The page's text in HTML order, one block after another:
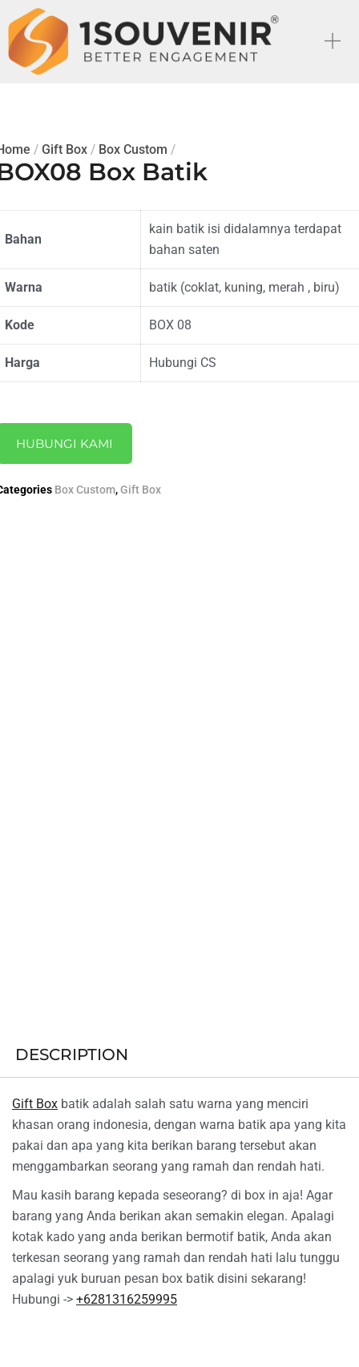
/ Gift Box / Box Custom /
Box Batik
Bahan
kain batik isi didalamnya terdapat
bahan saten
Warna batik (coklat, kuning, merah , biru)
Kode BOX 08
Harga Hubungi CS
HUBUNGI KAMI
Box Custom,Gift Box
DESCRIPTION
Gift Box batik adalah salah satu warna yang menciri
khasan orang indonesia, dengan warna batik apa yang kita
pakai dan apa yang kita berikan barang tersebut akan
menggambarkan seorang yang ramah dan rendah hati.
Mau kasih barang kepada seseorang? di box in aja! Agar
barang yang Anda berikan akan semakin elegan. Apalagi
kotak kado yang anda berikan bermotif batik, Anda akan
terkesan seorang yang ramah dan rendah hati lalu tunggu
apalagi yuk buruan pesan box batik disini sekarang!
Hubungi -> +6281316259995